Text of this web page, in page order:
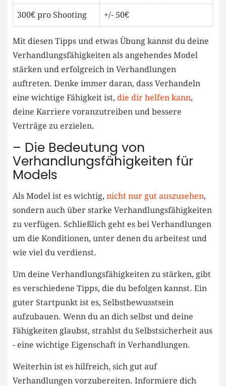
300€ pro Shooting +/-‍ 50€
Mit diesen Tipps und etwas Übung⁢ kannst du deine
Verhandlungsfähigkeiten‌ als‍ angehendes⁣ Model
stärken​ und erfolgreich⁢ in⁢ Verhandlungen
auftreten. ‍Denke immer daran, dass Verhandeln
⁢eine wichtige Fähigkeit ‍ist, die dir helfen kann,
deine Karriere voranzutreiben ​und bessere
Verträge zu erzielen.
– Die Bedeutung von
Verhandlungsfähigkeiten für
Models
Als Model ist es‌ wichtig, ‌ nicht nur gut auszusehen,
sondern auch über ​starke Verhandlungsfähigkeiten
‍zu verfügen. Schließlich geht es ‍bei Verhandlungen
um die Konditionen, unter denen du arbeitest und
wie viel ⁤du verdienst.
Um ‌deine Verhandlungsfähigkeiten zu stärken, gibt
es verschiedene Tipps, die⁣ du ⁢befolgen kannst. Ein
guter Startpunkt ⁢ist es,‍ Selbstbewusstsein⁣
aufzubauen. Wenn du an dich selbst und deine
Fähigkeiten glaubst, strahlst du Selbstsicherheit aus
⁤- eine ⁢wichtige Eigenschaft in Verhandlungen.
Weiterhin ist es hilfreich,‍ sich gut auf
Verhandlungen vorzubereiten.‌ Informiere ​dich